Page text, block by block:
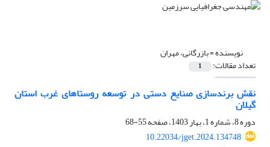
نویسنده =بازرگانی، مهران
تعداد مقالات: 1
نقش برندسازی صنایع دستی در توسعه روستاهای غرب استان
گیلان
دوره 8، شماره 1، بهار 1403، صفحه
55-68
10.22034/jget.2024.134748